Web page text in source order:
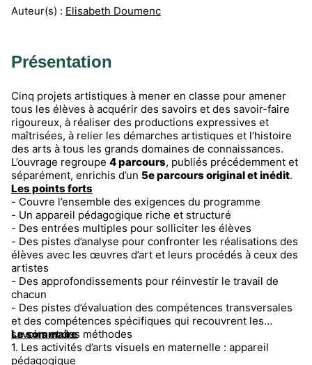
Auteur(s) : Elisabeth Doumenc
Présentation
Cinq projets artistiques à mener en classe pour amener
tous les élèves à acquérir des savoirs et des savoir-faire
rigoureux, à réaliser des productions expressives et
maîtrisées, à relier les démarches artistiques et l’histoire
des arts à tous les grands domaines de connaissances.
L’ouvrage regroupe 4 parcours, publiés précédemment et
séparément, enrichis d’un 5e parcours original et inédit.
Les points forts
- Couvre l’ensemble des exigences du programme
- Un appareil pédagogique riche et structuré
- Des entrées multiples pour solliciter les élèves
- Des pistes d’analyse pour confronter les réalisations des
élèves avec les œuvres d’art et leurs procédés à ceux des
artistes
- Des approfondissements pour réinvestir le travail de
chacun
- Des pistes d’évaluation des compétences transversales
et des compétences spécifiques qui recouvrent les
savoirs et des méthodes
Le sommaire
1. Les activités d’arts visuels en maternelle : appareil
pédagogique